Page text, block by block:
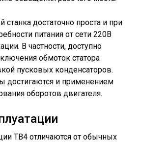
станка достаточно проста и при
питания от сети 220В
В частности, доступно
обмоток статора
пусковых конденсаторов.
достигаются и применением
оборотов двигателя.
ТВ4 отличаются от обычных